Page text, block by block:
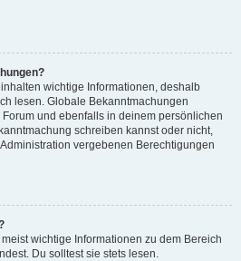
wichtige Informationen, deshalb
lesen. Globale Bekanntmachungen
und ebenfalls in deinem persönlichen
schreiben kannst oder nicht,
vergebenen Berechtigungen
wichtige Informationen zu dem Bereich
Du solltest sie stets lesen.